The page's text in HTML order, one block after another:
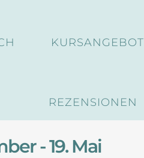
KURSANGEBOT
REZENSIONEN
- 19. Mai